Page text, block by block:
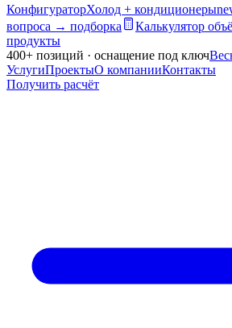
КонфигураторХолод + кондиционеры
вопроса → подборка
Калькулятор
продукты
400+ позиций · оснащение под ключ
УслугиПроектыО компанииКонтакты
Получить расчёт